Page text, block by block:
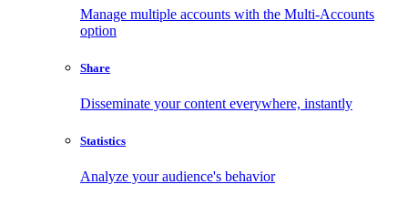
Manage multiple accounts with the Multi-Accounts
option
Share
Disseminate your content everywhere, instantly
Statistics
Analyze your audience's behavior